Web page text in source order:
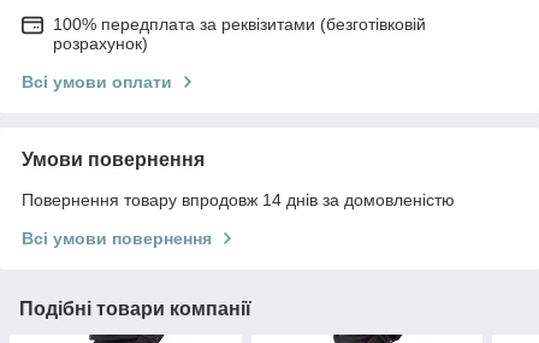
100% передплата за реквізитами (безготівковій
розрахунок)
Всі умови оплати
Умови повернення
Повернення товару впродовж 14 днів за домовленістю
Всі умови повернення
Подібні товари компанії